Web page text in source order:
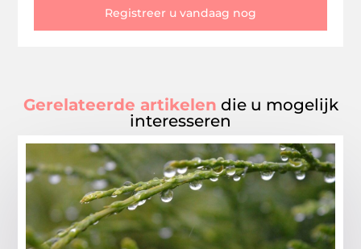
Registreer u vandaag nog
Gerelateerde artikelen die u mogelijk
interesseren